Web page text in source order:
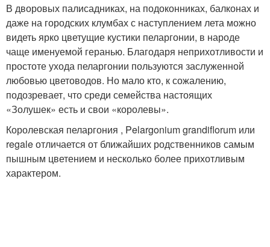
В дворовых палисадниках, на подоконниках, балконах и
даже на городских клумбах с наступлением лета можно
видеть ярко цветущие кустики пеларгонии, в народе
чаще именуемой геранью. Благодаря неприхотливости и
простоте ухода пеларгонии пользуются заслуженной
любовью цветоводов. Но мало кто, к сожалению,
подозревает, что среди семейства настоящих
«Золушек» есть и свои «королевы».
Королевская пеларгония , Pelargonium grandiflorum или
regale отличается от ближайших родственников самым
пышным цветением и несколько более прихотливым
характером.